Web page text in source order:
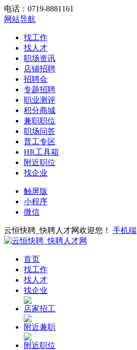
电话：0719-8881161
网站导航
找工作
找人才
职场资讯
店铺招聘
招聘会
专题招聘
职业测评
积分商城
兼职职位
职场问答
普工专区
HR工具箱
附近职位
找企业
触屏版
小程序
微信
云恒快聘_快聘人才网欢迎您！ 手机端
首页
找工作
找人才
找企业
店家招工
附近兼职
附近职位